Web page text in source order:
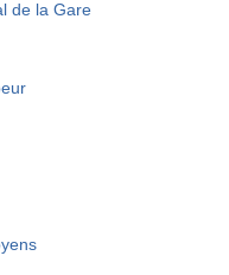
de la Gare